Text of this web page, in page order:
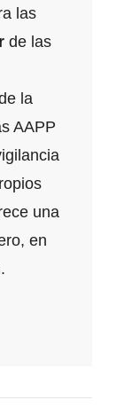
las
de las
la
AAPP
una
en